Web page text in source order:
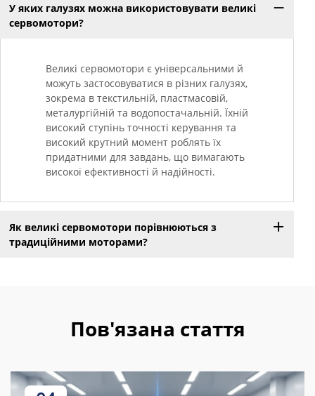
У яких галузях можна використовувати великі
сервомотори?
Великі сервомотори є універсальними й
можуть застосовуватися в різних галузях,
зокрема в текстильній, пластмасовій,
металургійній та водопостачальній. Їхній
високий ступінь точності керування та
високий крутний момент роблять їх
придатними для завдань, що вимагають
високої ефективності й надійності.
Як великі сервомотори порівнюються з
традиційними моторами?
Пов'язана стаття